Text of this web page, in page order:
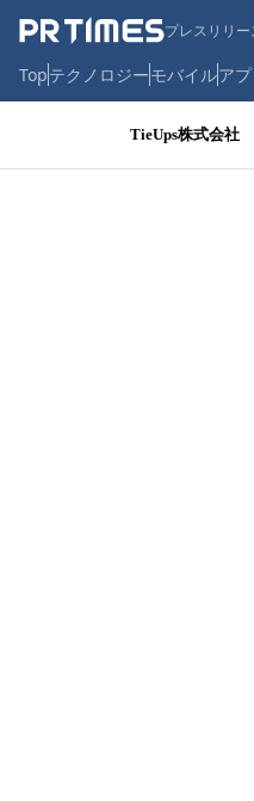
プレスリリ
Topテクノロジーモバイルアプ
TieUps株式会社